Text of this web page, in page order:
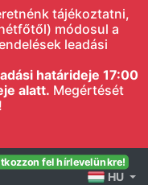
tájékoztatni,
módosul a
leadási
határideje 17:00
alatt. Megértését
fel hírlevelünkre!
HU